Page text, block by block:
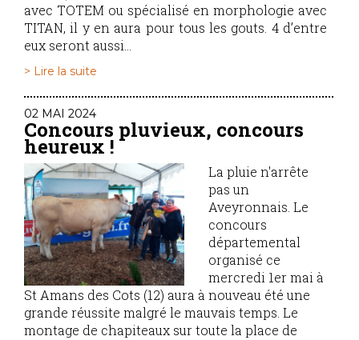
avec TOTEM ou spécialisé en morphologie avec
TITAN, il y en aura pour tous les gouts. 4 d’entre
eux seront aussi...
> Lire la suite
02 MAI 2024
Concours pluvieux, concours
heureux !
La pluie n'arrête
pas un
Aveyronnais. Le
concours
départemental
organisé ce
mercredi 1er mai à
St Amans des Cots (12) aura à nouveau été une
grande réussite malgré le mauvais temps. Le
montage de chapiteaux sur toute la place de